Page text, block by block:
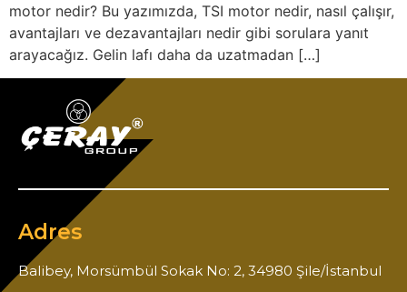
motor nedir? Bu yazımızda, TSI motor nedir, nasıl çalışır,
avantajları ve dezavantajları nedir gibi sorulara yanıt
arayacağız. Gelin lafı daha da uzatmadan […]
Adres
Balibey, Morsümbül Sokak No: 2, 34980 Şile/İstanbul